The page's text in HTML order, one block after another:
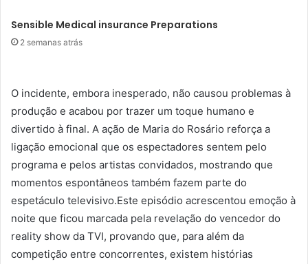
Sensible Medical insurance Preparations
2 semanas atrás
O incidente, embora inesperado, não causou problemas à
produção e acabou por trazer um toque humano e
divertido à final. A ação de Maria do Rosário reforça a
ligação emocional que os espectadores sentem pelo
programa e pelos artistas convidados, mostrando que
momentos espontâneos também fazem parte do
espetáculo televisivo.Este episódio acrescentou emoção à
noite que ficou marcada pela revelação do vencedor do
reality show da TVI, provando que, para além da
competição entre concorrentes, existem histórias